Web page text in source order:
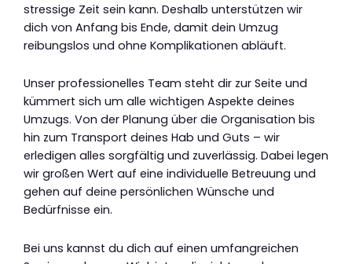
stressige Zeit sein kann. Deshalb unterstützen wir
dich von Anfang bis Ende, damit dein Umzug
reibungslos und ohne Komplikationen abläuft.
Unser professionelles Team steht dir zur Seite und
kümmert sich um alle wichtigen Aspekte deines
Umzugs. Von der Planung über die Organisation bis
hin zum Transport deines Hab und Guts – wir
erledigen alles sorgfältig und zuverlässig. Dabei legen
wir großen Wert auf eine individuelle Betreuung und
gehen auf deine persönlichen Wünsche und
Bedürfnisse ein.
Bei uns kannst du dich auf einen umfangreichen